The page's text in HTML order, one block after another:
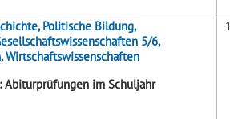
Politische Bildung,
5/6,
Wirtschaftswissenschaften
Abiturprüfungen im Schuljahr